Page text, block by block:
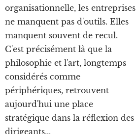
organisationnelle, les entreprises
ne manquent pas d'outils. Elles
manquent souvent de recul.
C'est précisément là que la
philosophie et l'art, longtemps
considérés comme
périphériques, retrouvent
aujourd'hui une place
stratégique dans la réflexion des
dirigeants...